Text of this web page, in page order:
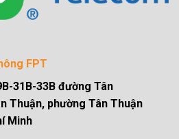
FPT
31B-33B đường Tân
Thuận, phường Tân Thuận
Minh